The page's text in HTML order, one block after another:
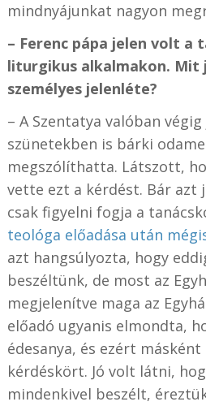
mindnyájunkat nagyon
– Ferenc pápa jelen volt a
liturgikus alkalmakon. Mit
személyes jelenléte?
– A Szentatya valóban
szünetekben is bárki
megszólíthatta. Látszott,
vette ezt a kérdést. Bár azt
csak figyelni fogja a
teológa előadása után
azt hangsúlyozta, hogy
beszéltünk, de most az
megjelenítve maga az
előadó ugyanis elmondta,
édesanya, és ezért
kérdéskört. Jó volt látni,
mindenkivel beszélt,